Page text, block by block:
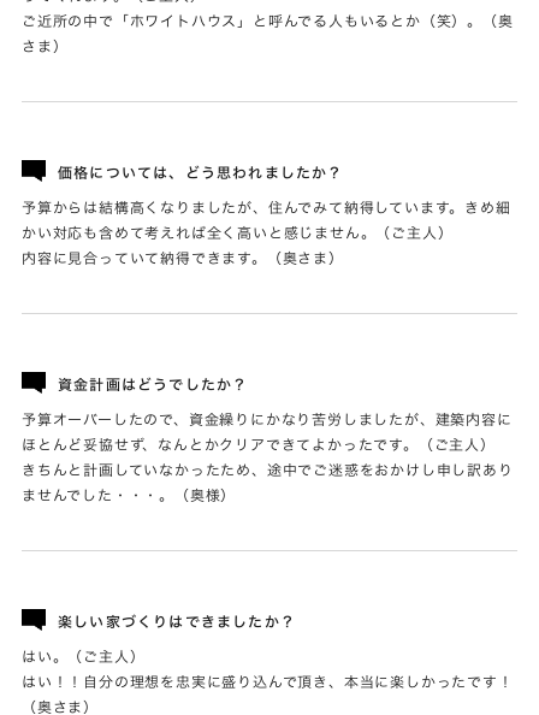
ご近所の中で「ホワイトハウス」と呼んでる人もいるとか（笑）。（奥
さま）
価格については、どう思われましたか？
予算からは結構高くなりましたが、住んでみて納得しています。きめ細
かい対応も含めて考えれば全く高いと感じません。（ご主人）
内容に見合っていて納得できます。（奥さま）
資金計画はどうでしたか？
予算オーバーしたので、資金繰りにかなり苦労しましたが、建築内容に
ほとんど妥協せず、なんとかクリアできてよかったです。（ご主人）
きちんと計画していなかったため、途中でご迷惑をおかけし申し訳あり
ませんでした・・・。（奥様）
楽しい家づくりはできましたか？
はい。（ご主人）
はい！！自分の理想を忠実に盛り込んで頂き、本当に楽しかったです！
（奥さま）